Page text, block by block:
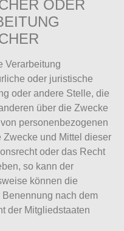
ODER
Verarbeitung
oder juristische
oder andere Stelle, die
über die Zwecke
personenbezogenen
Zwecke und Mittel dieser
oder das Recht
so kann der
können die
nach dem
der Mitgliedstaaten